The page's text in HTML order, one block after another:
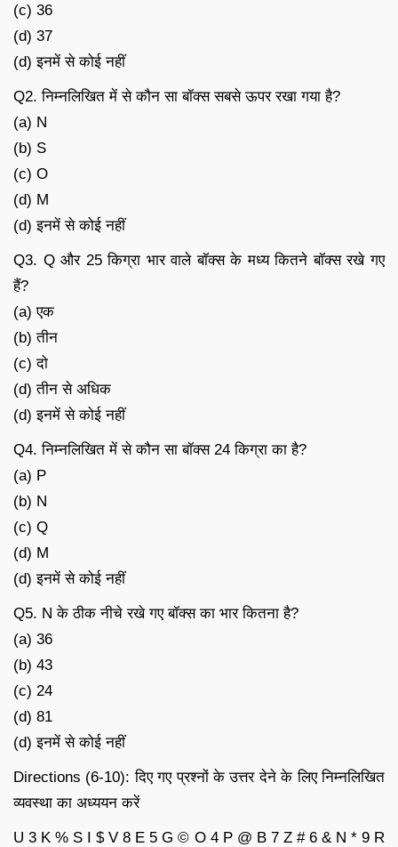
(c) 36
(d) 37
(d) इनमें से कोई नहीं
Q2. निम्नलिखित में से कौन सा बॉक्स सबसे ऊपर रखा गया है?
(a) N
(b) S
(c) O
(d) M
(d) इनमें से कोई नहीं
Q3. Q और 25 किग्रा भार वाले बॉक्स के मध्य कितने बॉक्स रखे गए
हैं?
(a) एक
(b) तीन
(c) दो
(d) तीन से अधिक
(d) इनमें से कोई नहीं
Q4. निम्नलिखित में से कौन सा बॉक्स 24 किग्रा का है?
(a) P
(b) N
(c) Q
(d) M
(d) इनमें से कोई नहीं
Q5. N के ठीक नीचे रखे गए बॉक्स का भार कितना है?
(a) 36
(b) 43
(c) 24
(d) 81
(d) इनमें से कोई नहीं
Directions (6-10): दिए गए प्रश्नों के उत्तर देने के लिए निम्नलिखित
व्यवस्था का अध्ययन करें
U 3 K % S I $ V 8 E 5 G © O 4 P @ B 7 Z # 6 & N * 9 R